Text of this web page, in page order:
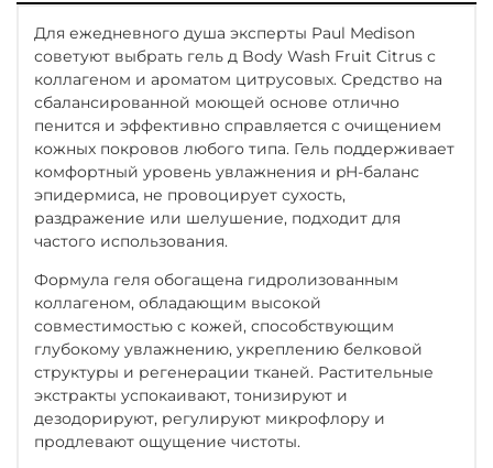
Для ежедневного душа эксперты Paul Medison
советуют выбрать гель д Body Wash Fruit Citrus с
коллагеном и ароматом цитрусовых. Средство на
сбалансированной моющей основе отлично
пенится и эффективно справляется с очищением
кожных покровов любого типа. Гель поддерживает
комфортный уровень увлажнения и pH-баланс
эпидермиса, не провоцирует сухость,
раздражение или шелушение, подходит для
частого использования.
Формула геля обогащена гидролизованным
коллагеном, обладающим высокой
совместимостью с кожей, способствующим
глубокому увлажнению, укреплению белковой
структуры и регенерации тканей. Растительные
экстракты успокаивают, тонизируют и
дезодорируют, регулируют микрофлору и
продлевают ощущение чистоты.